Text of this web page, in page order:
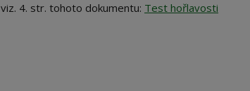
viz. 4. str. tohoto dokumentu: Test hořlavosti